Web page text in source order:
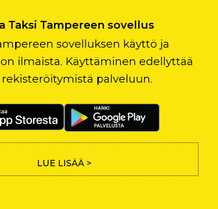
Taksi Tampereen sovellus
sovelluksen käyttö ja
ilmaista. Käyttäminen edellyttää
palveluun.
LUE LISÄÄ >